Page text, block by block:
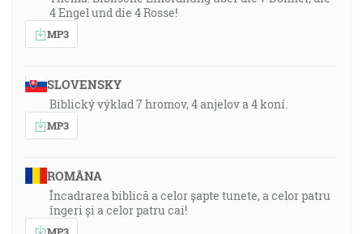
4 Engel und die 4 Rosse!
MP3
SLOVENSKY
Biblický výklad 7 hromov, 4 anjelov a 4 koní.
MP3
ROMÂNA
Încadrarea biblică a celor șapte tunete, a celor patru
îngeri și a celor patru cai!